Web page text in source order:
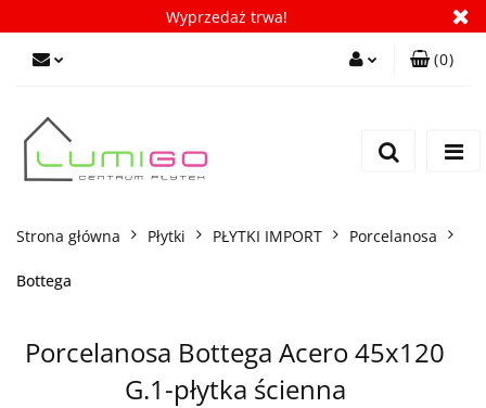
Wyprzedaż trwa!
(0)
Strona główna Płytki PŁYTKI IMPORT Porcelanosa
Bottega
Porcelanosa Bottega Acero 45x120
G.1-płytka ścienna